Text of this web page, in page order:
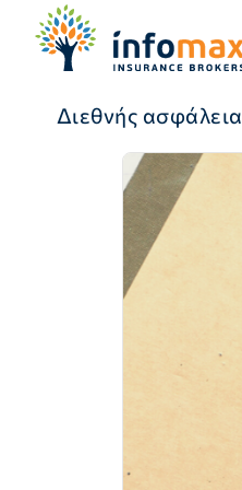
Διεθνής